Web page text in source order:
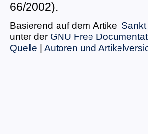
66/2002).
Basierend auf dem Artikel
unter der GNU Free
Quelle | Autoren und